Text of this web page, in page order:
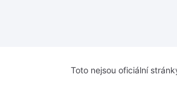
Toto nejsou oficiální